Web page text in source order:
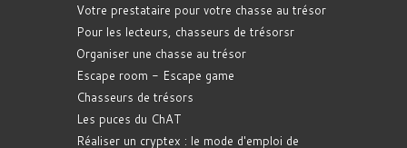
Votre prestataire pour votre chasse au trésor
Pour les lecteurs, chasseurs de trésorsr
Organiser une chasse au trésor
Escape room - Escape game
Chasseurs de trésors
Les puces du ChAT
Réaliser un cryptex : le mode d'emploi de